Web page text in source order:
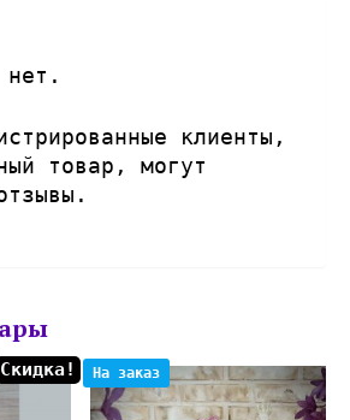
нет.
клиенты,
товар, могут
Скидка! На заказ